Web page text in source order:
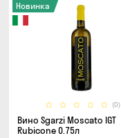
(0)
Новинка
Вино Sgarzi Moscato IGT
Rubicone 0.75л